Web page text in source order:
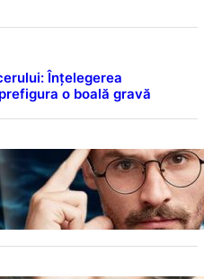
Înțelegerea
o boală gravă
de note: Semnele unui IQ
de școală